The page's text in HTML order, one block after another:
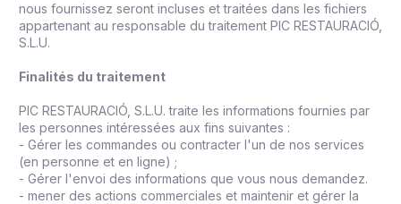
nous fournissez seront incluses et traitées dans les fichiers
appartenant au responsable du traitement PIC RESTAURACIÓ,
S.L.U.
Finalités du traitement
PIC RESTAURACIÓ, S.L.U. traite les informations fournies par
les personnes intéressées aux fins suivantes :
- Gérer les commandes ou contracter l'un de nos services
(en personne et en ligne) ;
- Gérer l'envoi des informations que vous nous demandez.
- mener des actions commerciales et maintenir et gérer la